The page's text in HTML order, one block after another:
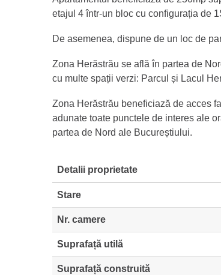
etajul 4 într-un bloc cu configurația de
De asemenea, dispune de un loc de
Zona Herăstrău se află în partea de
cu multe spații verzi: Parcul și Lacul
Zona Herăstrău beneficiază de acces
adunate toate punctele de interes ale
partea de Nord ale Bucureștiului.
Detalii proprietate
Stare
Nr. camere
Suprafață utilă
Suprafață construită